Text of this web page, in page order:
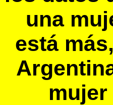
una
está